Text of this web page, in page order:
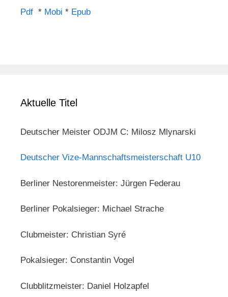
Pdf * Mobi * Epub
Aktuelle Titel
Deutscher Meister ODJM C: Milosz Mlynarski
Deutscher Vize-Mannschaftsmeisterschaft U10
Berliner Nestorenmeister: Jürgen Federau
Berliner Pokalsieger: Michael Strache
Clubmeister: Christian Syré
Pokalsieger: Constantin Vogel
Clubblitzmeister: Daniel Holzapfel